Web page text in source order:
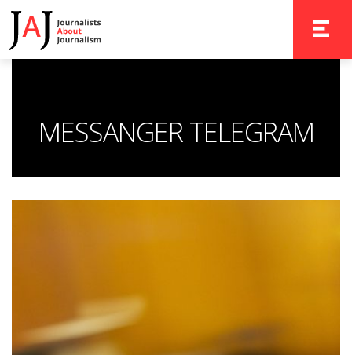
MESSANGER TELEGRAM